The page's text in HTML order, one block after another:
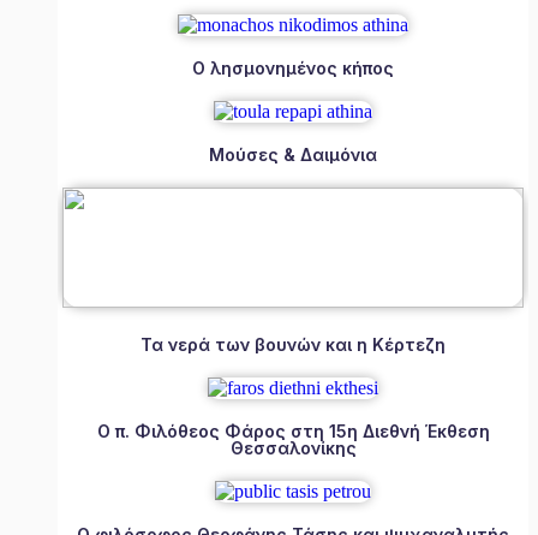
Ο λησμονημένος κήπος
Μούσες & Δαιμόνια
Τα νερά των βουνών και η Κέρτεζη
Ο π. Φιλόθεος Φάρος στη 15η Διεθνή Έκθεση
Θεσσαλονίκης